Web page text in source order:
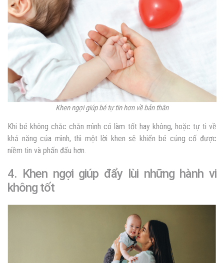
Khen ngợi giúp bé tự tin hơn về bản thân
Khi bé không chắc chắn mình có làm tốt hay không, hoặc tự ti về
khả năng của mình, thì một lời khen sẽ khiến bé củng cố được
niềm tin và phấn đấu hơn.
4. Khen ngợi giúp đẩy lùi những hành vi
không tốt